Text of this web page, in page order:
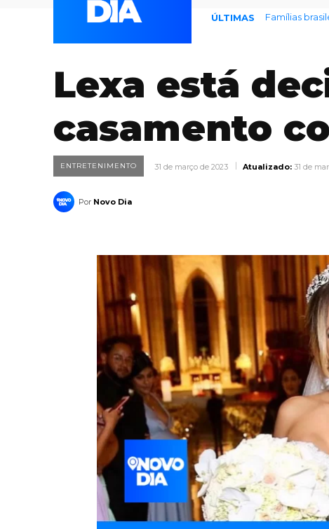
ÚLTIMAS Famílias
Lexa está
casamento
ENTRETENIMENTO 31 de março de 2023 Atualizado: 31 de
Por Novo Dia